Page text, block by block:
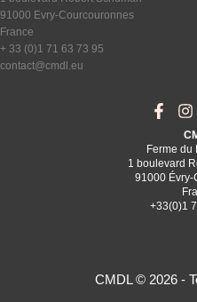
91000 Evry-Courcouronnes
France
+ 33 (0)1 71 63 73 95
contact@cmdl.eu
Ferme du
1 boulevard
91000 Évry-
+33(0)1
CMDL © 2026 -